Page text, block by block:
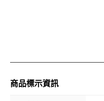
商品標示資訊